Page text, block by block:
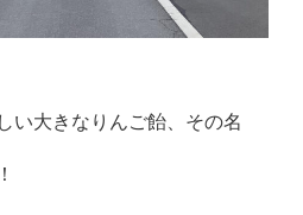
い大きなりんご飴、その名